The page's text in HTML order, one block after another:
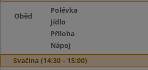
Oběd
Polévka
Jídlo
Příloha
Nápoj
Svačina (14:30 - 15:00)